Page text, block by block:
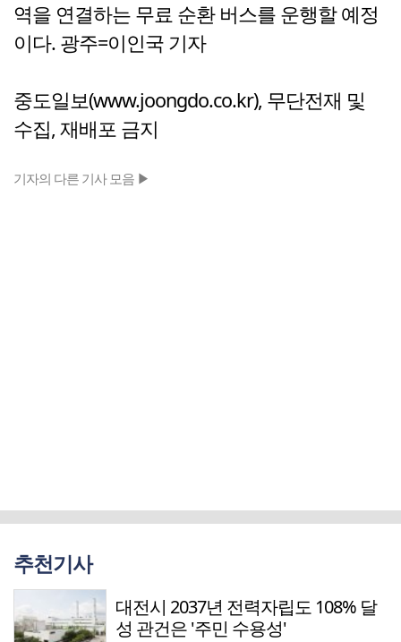
역을 연결하는 무료 순환 버스를 운행할 예정
이다. 광주=이인국 기자
중도일보(www.joongdo.co.kr), 무단전재 및
수집, 재배포 금지
기자의 다른 기사 모음 ▶
추천기사
대전시 2037년 전력자립도 108% 달
성 관건은 '주민 수용성'